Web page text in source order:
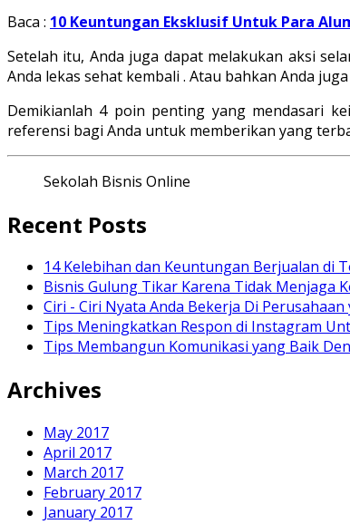
Baca : 10 Keuntungan Eksklusif Untuk Para
Setelah itu, Anda juga dapat melakukan aksi
Anda lekas sehat kembali . Atau bahkan Anda
Demikianlah 4 poin penting yang mendasari
referensi bagi Anda untuk memberikan yang
Sekolah Bisnis Online
Recent Posts
14 Kelebihan dan Keuntungan Berjualan di
Bisnis Gulung Tikar Karena Tidak Menjaga
Ciri - Ciri Nyata Anda Bekerja Di
Tips Meningkatkan Respon di Instagram
Tips Membangun Komunikasi yang Baik
Archives
May 2017
April 2017
March 2017
February 2017
January 2017